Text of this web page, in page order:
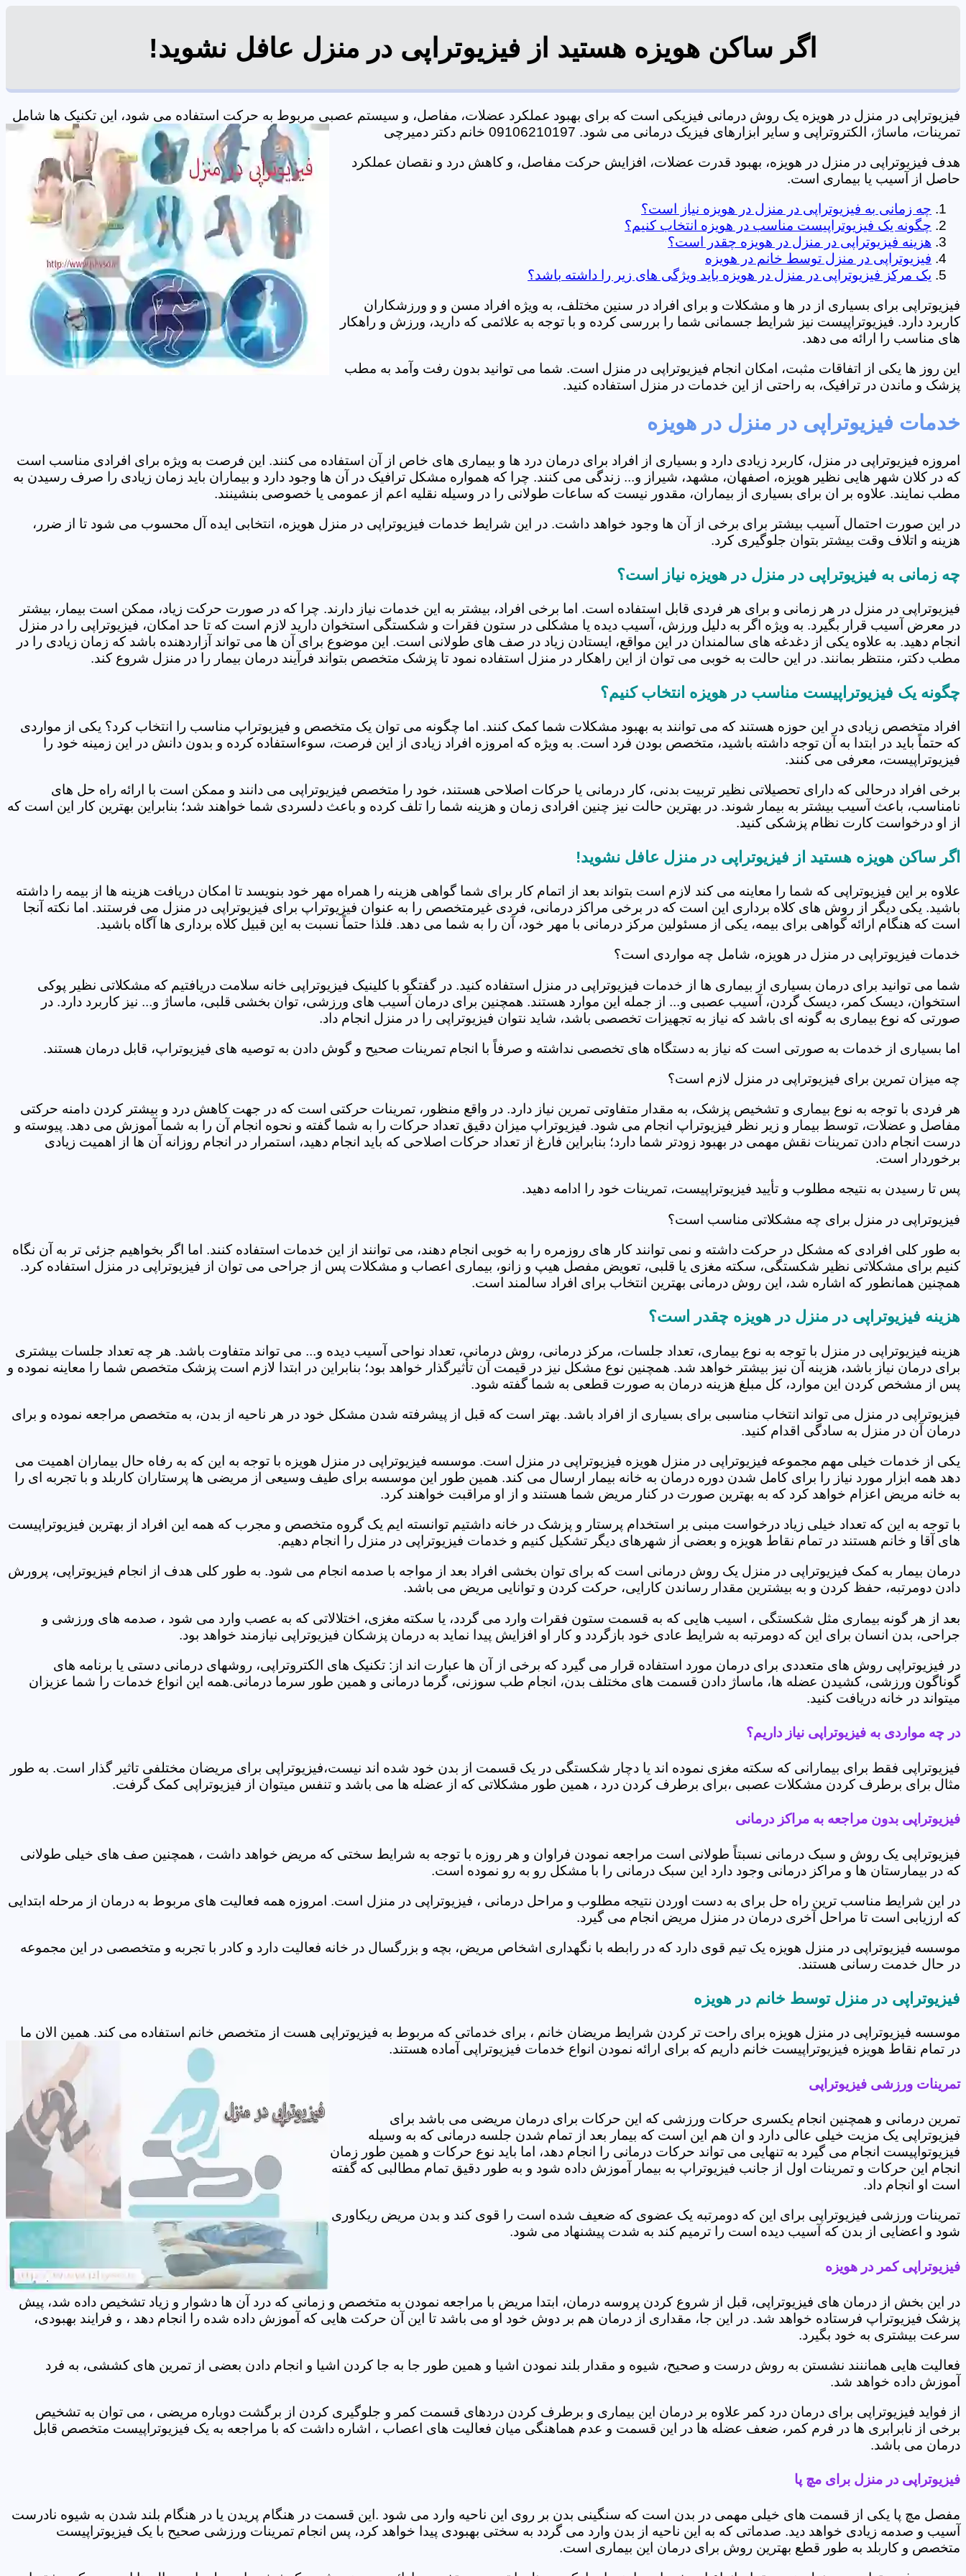
اگر ساکن هویزه هستید از فیزیوتراپی در منزل عافل نشوید!
فیزیوتراپی در منزل در هویزه یک روش درمانی فیزیکی است که برای بهبود عملکرد عضلات، مفاصل، و سیستم عصبی مربوط به حرکت استفاده می شود، این تکنیک ها شامل
تمرینات، ماساژ، الکتروتراپی و سایر ابزارهای فیزیک درمانی می شود. 09106210197 خانم دکتر دمیرچی
هدف فیزیوتراپی در منزل در هویزه، بهبود قدرت عضلات، افزایش حرکت مفاصل، و کاهش درد و نقصان عملکرد
حاصل از آسیب یا بیماری است.
چه زمانی به فیزیوتراپی در منزل در هویزه نیاز است؟
چگونه یک فیزیوتراپیست مناسب در هویزه انتخاب کنیم؟
هزینه فیزیوتراپی در منزل در هویزه چقدر است؟
فیزیوتراپی در منزل توسط خانم در هویزه
یک مرکز فیزیوتراپی در منزل در هویزه باید ویژگی های زیر را داشته باشد؟
فیزیوتراپی برای بسیاری از در ها و مشکلات و برای افراد در سنین مختلف، به ویژه افراد مسن و و ورزشکاران
کاربرد دارد. فیزیوتراپیست نیز شرایط جسمانی شما را بررسی کرده و با توجه به علائمی که دارید، ورزش و راهکار
های مناسب را ارائه می دهد.
این روز ها یکی از اتفاقات مثبت، امکان انجام فیزیوتراپی در منزل است. شما می توانید بدون رفت وآمد به مطب
پزشک و ماندن در ترافیک، به راحتی از این خدمات در منزل استفاده کنید.
خدمات فیزیوتراپی در منزل در هویزه
امروزه فیزیوتراپی در منزل، کاربرد زیادی دارد و بسیاری از افراد برای درمان درد ها و بیماری های خاص از آن استفاده می کنند. این فرصت به ویژه برای افرادی مناسب است
که در کلان شهر هایی نظیر هویزه، اصفهان، مشهد، شیراز و... زندگی می کنند. چرا که همواره مشکل ترافیک در آن ها وجود دارد و بیماران باید زمان زیادی را صرف رسیدن به
مطب نمایند. علاوه بر ان برای بسیاری از بیماران، مقدور نیست که ساعات طولانی را در وسیله نقلیه اعم از عمومی یا خصوصی بنشینند.
در این صورت احتمال آسیب بیشتر برای برخی از آن ها وجود خواهد داشت. در این شرایط خدمات فیزیوتراپی در منزل هویزه، انتخابی ایده آل محسوب می شود تا از ضرر،
هزینه و اتلاف وقت بیشتر بتوان جلوگیری کرد.
چه زمانی به فیزیوتراپی در منزل در هویزه نیاز است؟
فیزیوتراپی در منزل در هر زمانی و برای هر فردی قابل استفاده است. اما برخی افراد، بیشتر به این خدمات نیاز دارند. چرا که در صورت حرکت زیاد، ممکن است بیمار، بیشتر
در معرض آسیب قرار بگیرد. به ویژه اگر به دلیل ورزش، آسیب دیده یا مشکلی در ستون فقرات و شکستگی استخوان دارید لازم است که تا حد امکان، فیزیوتراپی را در منزل
انجام دهید. به علاوه یکی از دغدغه های سالمندان در این مواقع، ایستادن زیاد در صف های طولانی است. این موضوع برای آن ها می تواند آزاردهنده باشد که زمان زیادی را در
مطب دکتر، منتظر بمانند. در این حالت به خوبی می توان از این راهکار در منزل استفاده نمود تا پزشک متخصص بتواند فرآیند درمان بیمار را در منزل شروع کند.
چگونه یک فیزیوتراپیست مناسب در هویزه انتخاب کنیم؟
افراد متخصص زیادی در این حوزه هستند که می توانند به بهبود مشکلات شما کمک کنند. اما چگونه می توان یک متخصص و فیزیوتراپ مناسب را انتخاب کرد؟ یکی از مواردی
که حتماً باید در ابتدا به آن توجه داشته باشید، متخصص بودن فرد است. به ویژه که امروزه افراد زیادی از این فرصت، سوءاستفاده کرده و بدون دانش در این زمینه خود را
فیزیوتراپیست، معرفی می کنند.
برخی افراد درحالی که دارای تحصیلاتی نظیر تربیت بدنی، کار درمانی یا حرکات اصلاحی هستند، خود را متخصص فیزیوتراپی می دانند و ممکن است با ارائه راه حل های
نامناسب، باعث آسیب بیشتر به بیمار شوند. در بهترین حالت نیز چنین افرادی زمان و هزینه شما را تلف کرده و باعث دلسردی شما خواهند شد؛ بنابراین بهترین کار این است که
از او درخواست کارت نظام پزشکی کنید.
اگر ساکن هویزه هستید از فیزیوتراپی در منزل عافل نشوید!
علاوه بر این فیزیوتراپی که شما را معاینه می کند لازم است بتواند بعد از اتمام کار برای شما گواهی هزینه را همراه مهر خود بنویسد تا امکان دریافت هزینه ها از بیمه را داشته
باشید. یکی دیگر از روش های کلاه برداری این است که در برخی مراکز درمانی، فردی غیرمتخصص را به عنوان فیزیوتراپ برای فیزیوتراپی در منزل می فرستند. اما نکته آنجا
است که هنگام ارائه گواهی برای بیمه، یکی از مسئولین مرکز درمانی با مهر خود، آن را به شما می دهد. فلذا حتماً نسبت به این قبیل کلاه برداری ها آگاه باشید.
خدمات فیزیوتراپی در منزل در هویزه، شامل چه مواردی است؟
شما می توانید برای درمان بسیاری از بیماری ها از خدمات فیزیوتراپی در منزل استفاده کنید. در گفتگو با کلینیک فیزیوتراپی خانه سلامت دریافتیم که مشکلاتی نظیر پوکی
استخوان، دیسک کمر، دیسک گردن، آسیب عصبی و... از جمله این موارد هستند. همچنین برای درمان آسیب های ورزشی، توان بخشی قلبی، ماساژ و... نیز کاربرد دارد. در
صورتی که نوع بیماری به گونه ای باشد که نیاز به تجهیزات تخصصی باشد، شاید نتوان فیزیوتراپی را در منزل انجام داد.
اما بسیاری از خدمات به صورتی است که نیاز به دستگاه های تخصصی نداشته و صرفاً با انجام تمرینات صحیح و گوش دادن به توصیه های فیزیوتراپ، قابل درمان هستند.
چه میزان تمرین برای فیزیوتراپی در منزل لازم است؟
هر فردی با توجه به نوع بیماری و تشخیص پزشک، به مقدار متفاوتی تمرین نیاز دارد. در واقع منظور، تمرینات حرکتی است که در جهت کاهش درد و بیشتر کردن دامنه حرکتی
مفاصل و عضلات، توسط بیمار و زیر نظر فیزیوتراپ انجام می شود. فیزیوتراپ میزان دقیق تعداد حرکات را به شما گفته و نحوه انجام آن را به شما آموزش می دهد. پیوسته و
درست انجام دادن تمرینات نقش مهمی در بهبود زودتر شما دارد؛ بنابراین فارغ از تعداد حرکات اصلاحی که باید انجام دهید، استمرار در انجام روزانه آن ها از اهمیت زیادی
برخوردار است.
پس تا رسیدن به نتیجه مطلوب و تأیید فیزیوتراپیست، تمرینات خود را ادامه دهید.
فیزیوتراپی در منزل برای چه مشکلاتی مناسب است؟
به طور کلی افرادی که مشکل در حرکت داشته و نمی توانند کار های روزمره را به خوبی انجام دهند، می توانند از این خدمات استفاده کنند. اما اگر بخواهیم جزئی تر به آن نگاه
کنیم برای مشکلاتی نظیر شکستگی، سکته مغزی یا قلبی، تعویض مفصل هیپ و زانو، بیماری اعصاب و مشکلات پس از جراحی می توان از فیزیوتراپی در منزل استفاده کرد.
همچنین همانطور که اشاره شد، این روش درمانی بهترین انتخاب برای افراد سالمند است.
هزینه فیزیوتراپی در منزل در هویزه چقدر است؟
هزینه فیزیوتراپی در منزل با توجه به نوع بیماری، تعداد جلسات، مرکز درمانی، روش درمانی، تعداد نواحی آسیب دیده و... می تواند متفاوت باشد. هر چه تعداد جلسات بیشتری
برای درمان نیاز باشد، هزینه آن نیز بیشتر خواهد شد. همچنین نوع مشکل نیز در قیمت آن تأثیرگذار خواهد بود؛ بنابراین در ابتدا لازم است پزشک متخصص شما را معاینه نموده و
پس از مشخص کردن این موارد، کل مبلغ هزینه درمان به صورت قطعی به شما گفته شود.
فیزیوتراپی در منزل می تواند انتخاب مناسبی برای بسیاری از افراد باشد. بهتر است که قبل از پیشرفته شدن مشکل خود در هر ناحیه از بدن، به متخصص مراجعه نموده و برای
درمان آن در منزل به سادگی اقدام کنید.
یکی از خدمات خیلی مهم مجموعه فیزیوتراپی در منزل هویزه فیزیوتراپی در منزل است. موسسه فیزیوتراپی در منزل هویزه با توجه به این که به رفاه حال بیماران اهمیت می
دهد همه ابزار مورد نیاز را برای کامل شدن دوره درمان به خانه بیمار ارسال می کند. همین طور این موسسه برای طیف وسیعی از مریضی ها پرستاران کاربلد و با تجربه ای را
به خانه مریض اعزام خواهد کرد که به بهترین صورت در کنار مریض شما هستند و از او مراقبت خواهند کرد.
با توجه به این که تعداد خیلی زیاد درخواست مبنی بر استخدام پرستار و پزشک در خانه داشتیم توانسته ایم یک گروه متخصص و مجرب که همه این افراد از بهترین فیزیوتراپیست
های آقا و خانم هستند در تمام نقاط هویزه و بعضی از شهرهای دیگر تشکیل کنیم و خدمات فیزیوتراپی در منزل را انجام دهیم.
درمان بیمار به کمک فیزیوتراپی در منزل یک روش درمانی است که برای توان بخشی افراد بعد از مواجه با صدمه انجام می شود. به طور کلی هدف از انجام فیزیوتراپی، پرورش
دادن دومرتبه، حفظ کردن و به بیشترین مقدار رساندن کارایی، حرکت کردن و توانایی مریض می باشد.
بعد از هر گونه بیماری مثل شکستگی ، اسیب هایی که به قسمت ستون فقرات وارد می گردد، یا سکته مغزی، اختلالاتی که به عصب وارد می شود ، صدمه های ورزشی و
جراحی، بدن انسان برای این که دومرتبه به شرایط عادی خود بازگردد و کار او افزایش پیدا نماید به درمان پزشکان فیزیوتراپی نیازمند خواهد بود.
در فیزیوتراپی روش های متعددی برای درمان مورد استفاده قرار می گیرد که برخی از آن ها عبارت اند از: تکنیک های الکتروتراپی، روشهای درمانی دستی یا برنامه های
گوناگون ورزشی، کشیدن عضله ها، ماساژ دادن قسمت های مختلف بدن، انجام طب سوزنی، گرما درمانی و همین طور سرما درمانی.همه این انواع خدمات را شما عزیزان
میتواند در خانه دریافت کنید.
در چه مواردی به فیزیوتراپی نیاز داریم؟
فیزیوتراپی فقط برای بیمارانی که سکته مغزی نموده اند یا دچار شکستگی در یک قسمت از بدن خود شده اند نیست،فیزیوتراپی برای مریضان مختلفی تاثیر گذار است. به طور
مثال برای برطرف کردن مشکلات عصبی ،برای برطرف کردن درد ، همین طور مشکلاتی که از عضله ها می باشد و تنفس میتوان از فیزیوتراپی کمک گرفت.
فیزیوتراپی بدون مراجعه به مراکز درمانی
فیزیوتراپی یک روش و سبک درمانی نسبتاً طولانی است مراجعه نمودن فراوان و هر روزه با توجه به شرایط سختی که مریض خواهد داشت ، همچنین صف های خیلی طولانی
که در بیمارستان ها و مراکز درمانی وجود دارد این سبک درمانی را با مشکل رو به رو نموده است.
در این شرایط مناسب ترین راه حل برای به دست اوردن نتیجه مطلوب و مراحل درمانی ، فیزیوتراپی در منزل است. امروزه همه فعالیت های مربوط به درمان از مرحله ابتدایی
که ارزیابی است تا مراحل آخری درمان در منزل مریض انجام می گیرد.
موسسه فیزیوتراپی در منزل هویزه یک تیم قوی دارد که در رابطه با نگهداری اشخاص مریض، بچه و بزرگسال در خانه فعالیت دارد و کادر با تجربه و متخصصی در این مجموعه
در حال خدمت رسانی هستند.
فیزیوتراپی در منزل توسط خانم در هویزه
موسسه فیزیوتراپی در منزل هویزه برای راحت تر کردن شرایط مریضان خانم ، برای خدماتی که مربوط به فیزیوتراپی هست از متخصص خانم استفاده می کند. همین الان ما
در تمام نقاط هویزه فیزیوتراپیست خانم داریم که برای ارائه نمودن انواع خدمات فیزیوتراپی آماده هستند.
تمرینات ورزشی فیزیوتراپی
تمرین درمانی و همچنین انجام یکسری حرکات ورزشی که این حرکات برای درمان مریضی می باشد برای
فیزیوتراپی یک مزیت خیلی عالی دارد و ان هم این است که بیمار بعد از تمام شدن جلسه درمانی که به وسیله
فیزیوتواپیست انجام می گیرد به تنهایی می تواند حرکات درمانی را انجام دهد، اما باید نوع حرکات و همین طور زمان
انجام این حرکات و تمرینات اول از جانب فیزیوتراپ به بیمار آموزش داده شود و به طور دقیق تمام مطالبی که گفته
است او انجام داد.
تمرینات ورزشی فیزیوتراپی برای این که دومرتبه یک عضوی که ضعیف شده است را قوی کند و بدن مریض ریکاوری
شود و اعضایی از بدن که آسیب دیده است را ترمیم کند به شدت پیشنهاد می شود.
فیزیوتراپی کمر در هویزه
در این بخش از درمان های فیزیوتراپی، قبل از شروع کردن پروسه درمان، ابتدا مریض با مراجعه نمودن به متخصص و زمانی که درد آن ها دشوار و زیاد تشخیص داده شد، پیش
پزشک فیزیوتراپ فرستاده خواهد شد. در این جا، مقداری از درمان هم بر دوش خود او می باشد تا این آن حرکت هایی که آموزش داده شده را انجام دهد ، و فرایند بهبودی،
سرعت بیشتری به خود بگیرد.
فعالیت هایی هماننند نشستن به روش درست و صحیح، شیوه و مقدار بلند نمودن اشیا و همین طور جا به جا کردن اشیا و انجام دادن بعضی از تمرین های کششی، به فرد
آموزش داده خواهد شد.
از فواید فیزیوتراپی برای درمان درد کمر علاوه بر درمان این بیماری و برطرف کردن دردهای قسمت کمر و جلوگیری کردن از برگشت دوباره مریضی ، می توان به تشخیص
برخی از نابرابری ها در فرم کمر، ضعف عضله ها در این قسمت و عدم هماهنگی میان فعالیت های اعصاب ، اشاره داشت که با مراجعه به یک فیزیوتراپیست متخصص قابل
درمان می باشد.
فیزیوتراپی در منزل برای مچ پا
مفصل مچ پا یکی از قسمت های خیلی مهمی در بدن است که سنگینی بدن بر روی این ناحیه وارد می شود .این قسمت در هنگام پریدن یا در هنگام بلند شدن به شیوه نادرست
آسیب و صدمه زیادی خواهد دید. صدماتی که به این ناحیه از بدن وارد می گردد به سختی بهبودی پیدا خواهد کرد، پس انجام تمرینات ورزشی صحیح با یک فیزیوتراپیست
متخصص و کاربلد به طور قطع بهترین روش برای درمان این بیماری است.